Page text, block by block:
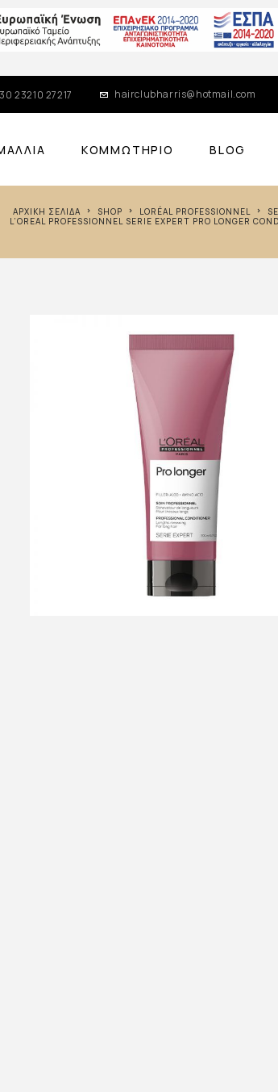
23210 27217 hairclubharris@hotmail.com
ΚΟΜΜΩΤΉΡΙΟ BLOG
ΑΡΧΙΚΉ ΣΕΛΊΔΑ SHOP LORÉAL PROFESSIONNEL
L’OREAL PROFESSIONNEL SERIE EXPERT PRO LONGER